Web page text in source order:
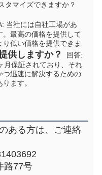
タマイズできますか？
当社には自社工場があ
。最高の価格を提供して
低い価格を提供できま
供しますか？
  回答:
月保証されており、それ
つ迅速に解決するための
ます。
ある方は、ご連絡
路77号